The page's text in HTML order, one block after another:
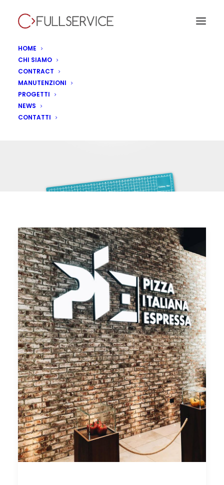
HOME
CHI SIAMO
CONTRACT
MANUTENZIONI
PROGETTI
NEWS
CONTATTI
prossima apertura